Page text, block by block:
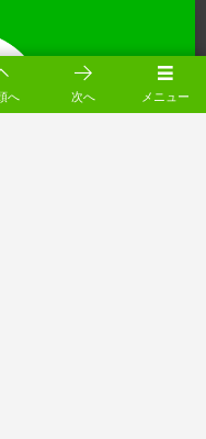
メニュー
へ 次へ